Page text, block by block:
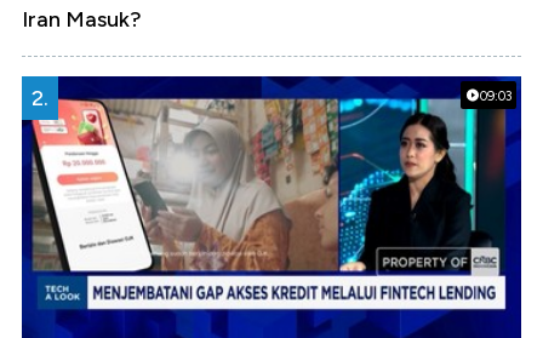
Iran Masuk?
09:03
2.